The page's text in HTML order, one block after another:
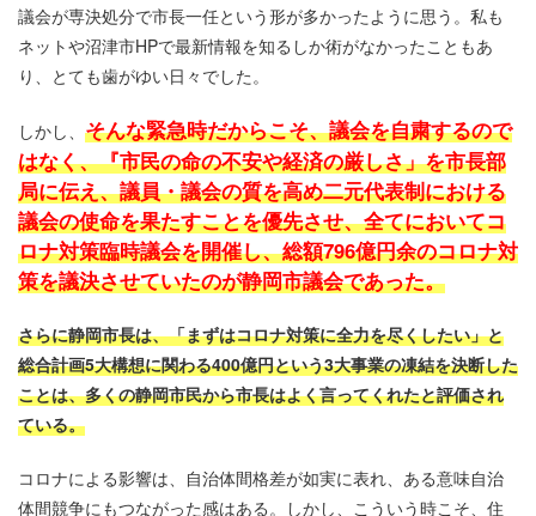
議会が専決処分で市長一任という形が多かったように思う。私も
ネットや沼津市HPで最新情報を知るしか術がなかったこともあ
り、とても歯がゆい日々でした。
しかし、 そんな緊急時だからこそ、議会を自粛するので
はなく、『市民の命の不安や経済の厳しさ」を市長部
局に伝え、議員・議会の質を高め二元代表制における
議会の使命を果たすことを優先させ、全てにおいてコ
ロナ対策臨時議会を開催し、総額796億円余のコロナ対
策を議決させていたのが静岡市議会であった。
さらに静岡市長は、「まずはコロナ対策に全力を尽くしたい」と
総合計画5大構想に関わる400億円という3大事業の凍結を決断した
ことは、多くの静岡市民から市長はよく言ってくれたと評価され
ている。
コロナによる影響は、自治体間格差が如実に表れ、ある意味自治
体間競争にもつながった感はある。しかし、こういう時こそ、住